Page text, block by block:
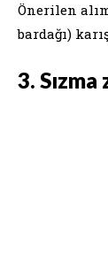
Önerilen
bardağı)
3. Sızma